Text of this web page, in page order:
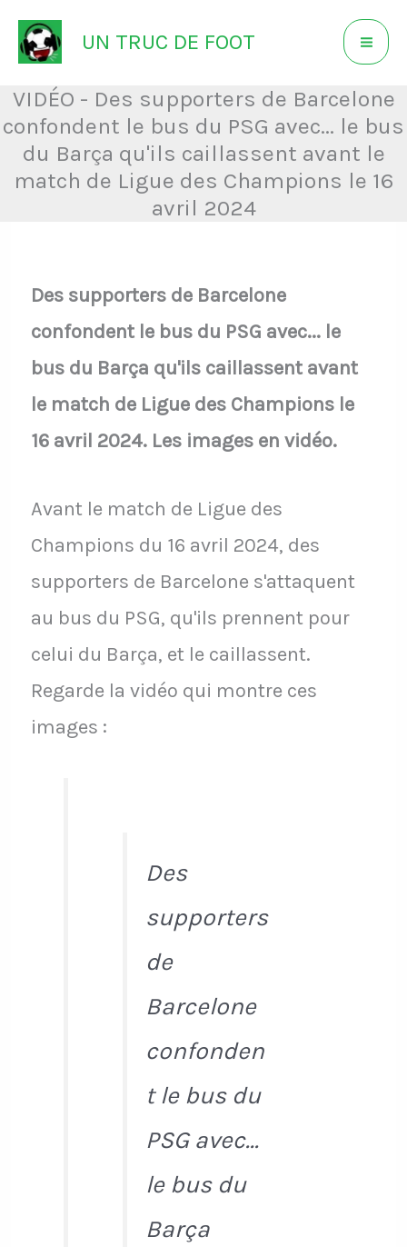
Aller
au
contenu
UN TRUC DE FOOT
VIDÉO - Des supporters de Barcelone
confondent le bus du PSG avec... le bus
du Barça qu'ils caillassent avant le
match de Ligue des Champions le 16
avril 2024
Des supporters de Barcelone
confondent le bus du PSG avec... le
bus du Barça qu'ils caillassent avant
le match de Ligue des Champions le
16 avril 2024. Les images en vidéo.
Avant le match de Ligue des
Champions du 16 avril 2024, des
supporters de Barcelone s'attaquent
au bus du PSG, qu'ils prennent pour
celui du Barça, et le caillassent.
Regarde la vidéo qui montre ces
images :
Des
supporters
de
Barcelone
confonden
t le bus du
PSG avec...
le bus du
Barça